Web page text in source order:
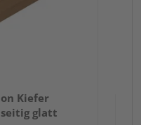
Kiefer
glatt